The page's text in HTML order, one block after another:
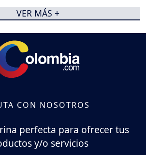
VER MÁS +
CON NOSOTROS
perfecta para ofrecer tus
y/o servicios